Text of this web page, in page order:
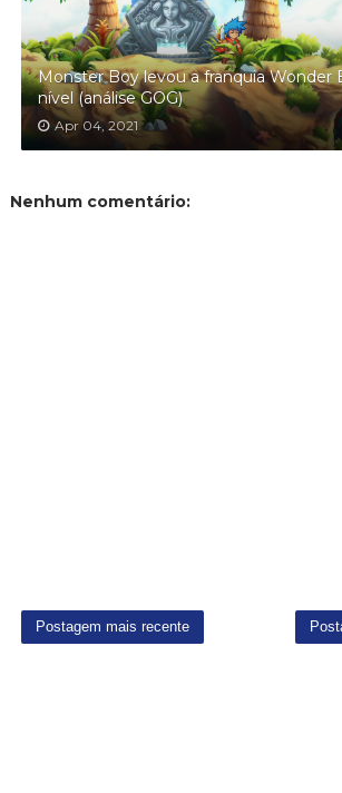
Monster Boy levou a franquia Wonder
nível (análise GOG)
Apr 04, 2021
Nenhum comentário:
Postagem mais recente